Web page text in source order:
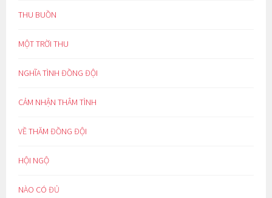
THU BUỒN
MỘT TRỜI THU
NGHĨA TÌNH ĐỒNG ĐỘI
CẢM NHẬN THÂM TÌNH
VỀ THĂM ĐỒNG ĐỘI
HỘI NGỘ
NÀO CÓ ĐỦ